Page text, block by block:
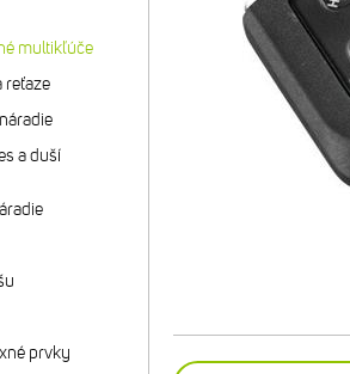
multikľúče
reťaze
a duší
prvky